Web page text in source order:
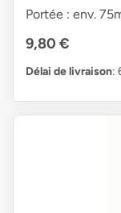
Portée : env.
9,80 €
Délai de livraison: